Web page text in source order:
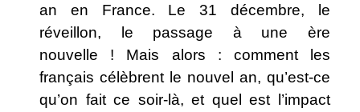
an en France. Le 31 décembre, le
réveillon, le passage à une ère
nouvelle ! Mais alors : comment les
français célèbrent le nouvel an, qu’est-ce
qu’on fait ce soir-là, et quel est l’impact